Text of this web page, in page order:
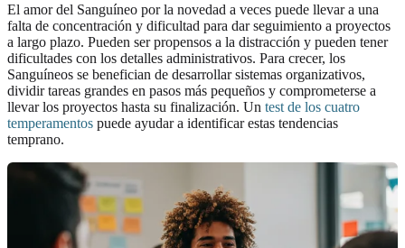
El amor del Sanguíneo por la novedad a veces puede llevar a una
falta de concentración y dificultad para dar seguimiento a proyectos
a largo plazo. Pueden ser propensos a la distracción y pueden tener
dificultades con los detalles administrativos. Para crecer, los
Sanguíneos se benefician de desarrollar sistemas organizativos,
dividir tareas grandes en pasos más pequeños y comprometerse a
llevar los proyectos hasta su finalización. Un test de los cuatro
temperamentos puede ayudar a identificar estas tendencias
temprano.